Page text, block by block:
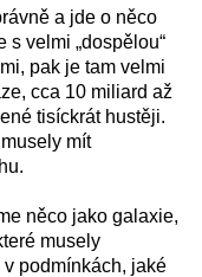
a jde o něco
velmi „dospělou“
pak je tam velmi
cca 10 miliard až
tisíckrát hustěji.
mít
něco jako galaxie,
musely
podmínkách, jaké